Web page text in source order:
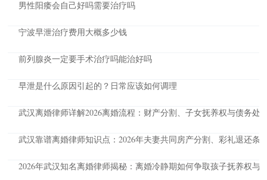
男性阳痿会自己好吗需要治疗吗
宁波早泄治疗费用大概多少钱
前列腺炎一定要手术治疗吗能治好吗
早泄是什么原因引起的？日常应该如何调理
武汉离婚律师详解2026离婚流程：财产分割、子女抚养权与债务处
武汉靠谱离婚律师知识点：2026年夫妻共同房产分割、彩礼退还条
2026年武汉知名离婚律师揭秘：离婚冷静期如何争取孩子抚养权与